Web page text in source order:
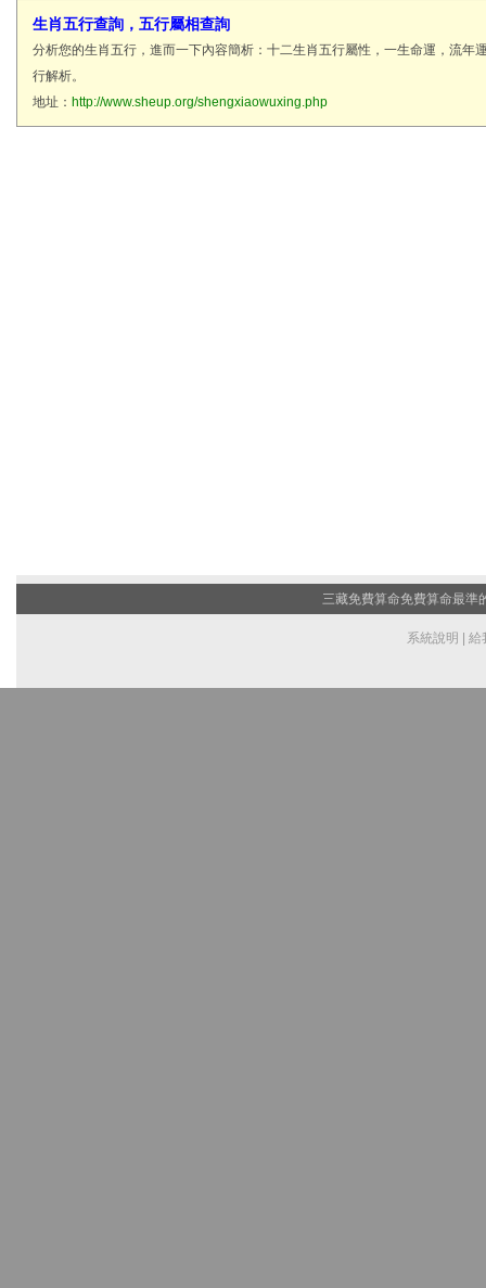
生肖五行查詢，五行屬相查詢
分析您的生肖五行，進而一下內容簡析：十二生肖五行屬性，一生命運，流年
行解析。
地址： http://www.sheup.org/shengxiaowuxing.php
三藏免費算命免費算命最準
系統說明 給